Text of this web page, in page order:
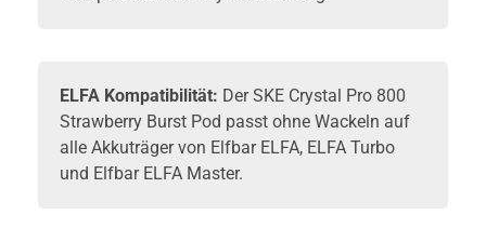
ELFA Kompatibilität: Der SKE Crystal Pro 800
Strawberry Burst Pod passt ohne Wackeln auf
alle Akkuträger von ElfbarELFA, ELFA Turbo
und Elfbar ELFA Master.